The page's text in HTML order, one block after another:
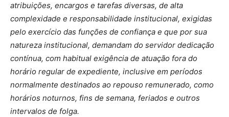
atribuições, encargos e tarefas diversas, de alta
complexidade e responsabilidade institucional, exigidas
pelo exercício das funções de confiança e que por sua
natureza institucional, demandam do servidor dedicação
contínua, com habitual exigência de atuação fora do
horário regular de expediente, inclusive em períodos
normalmente destinados ao repouso remunerado, como
horários noturnos, fins de semana, feriados e outros
intervalos de folga.